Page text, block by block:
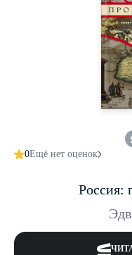
0Ещё нет оценок
Россия: